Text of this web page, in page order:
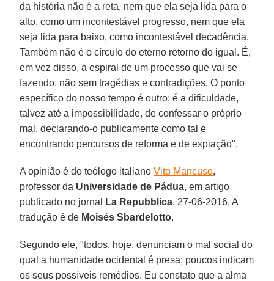
da história não é a reta, nem que ela seja lida para o
alto, como um incontestável progresso, nem que ela
seja lida para baixo, como incontestável decadência.
Também não é o círculo do eterno retorno do igual. É,
em vez disso, a espiral de um processo que vai se
fazendo, não sem tragédias e contradições. O ponto
específico do nosso tempo é outro: é a dificuldade,
talvez até a impossibilidade, de confessar o próprio
mal, declarando-o publicamente como tal e
encontrando percursos de reforma e de expiação".
A opinião é do teólogo italianoVito Mancuso,
professor da Universidade de Pádua, em artigo
publicado no jornal
La Repubblica, 27-06-2016. A
tradução é de Moisés Sbardelotto.
Segundo ele, "todos, hoje, denunciam o mal social do
qual a humanidade ocidental é presa; poucos indicam
os seus possíveis remédios. Eu constato que a alma